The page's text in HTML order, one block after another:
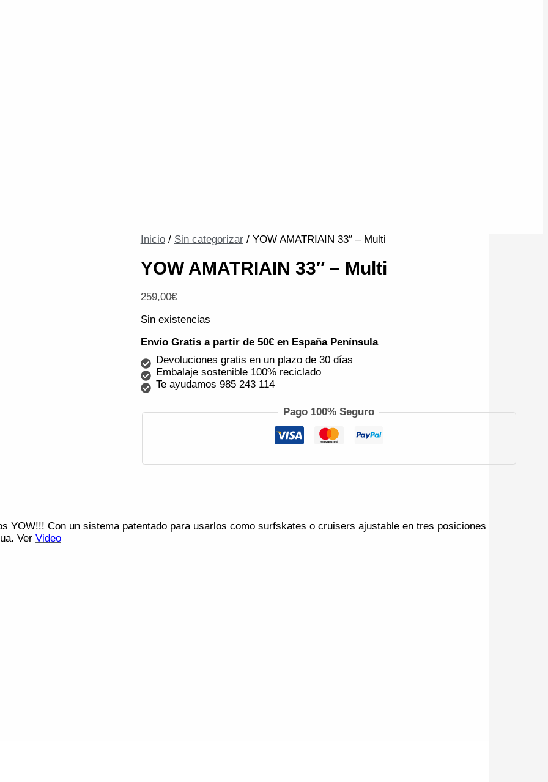
Inicio/ Sin categorizar/ YOW AMATRIAIN 33″ – Multi
YOW AMATRIAIN 33″ – Multi
259,00€
Sin existencias
Envío Gratis a partir de 50€ en España Península
Devoluciones gratis en un plazo de 30 días
Embalaje sostenible 100% reciclado
Te ayudamos 985 243 114
Pago 100% Seguro
YOW!!! Con un sistema patentado para usarlos como surfskates o cruisers ajustable en tres posiciones
Ver Video